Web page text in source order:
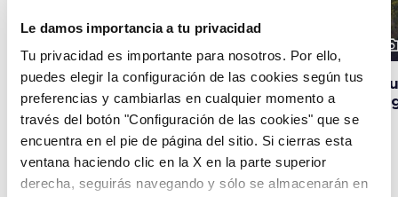
Le damos importancia a tu privacidad
Tu privacidad es importante para nosotros. Por ello,
puedes elegir la configuración de las cookies según tus
preferencias y cambiarlas en cualquier momento a
través del botón "Configuración de las cookies" que se
encuentra en el pie de página del sitio. Si cierras esta
ventana haciendo clic en la X en la parte superior
derecha, seguirás navegando y sólo se almacenarán en
Convento de los
Frailes Pasionistas en
el Monte Argentario
Exposiciones
permanentes de la
Fortaleza Española
Eventos